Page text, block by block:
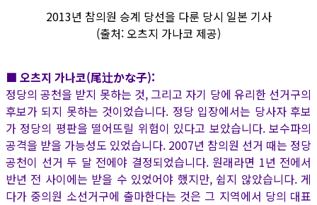
2013년 참의원 승계 당선을 다룬 당시 일본 기사
(출처: 오츠지 가나코 제공)
■ 오츠지 가나코(尾辻かな子):
정당의 공천을 받지 못하는 것, 그리고 자기 당에 유리한 선거구의
후보가 되지 못하는 것이었습니다. 정당 입장에서는 당사자 후보
가 정당의 평판을 떨어뜨릴 위험이 있다고 보았습니다. 보수파의
공격을 받을 가능성도 있었습니다. 2007년 참의원 선거 때는 정당
공천이 선거 두 달 전에야 결정되었습니다. 원래라면 1년 전에서
반년 전 사이에는 받을 수 있었어야 했지만, 쉽지 않았습니다. 게
다가 중의원 소선거구에 출마한다는 것은 그 지역에서 당의 대표